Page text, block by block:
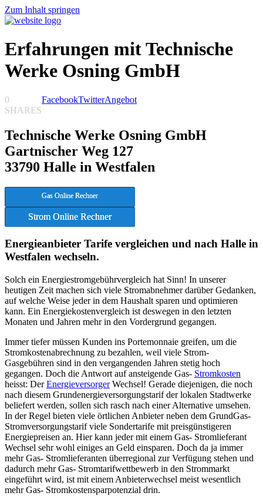
Zum Inhalt springen
Erfahrungen mit Technische
Werke Osning GmbH
0
SHARES
FacebookTwitterAngebot
Technische Werke Osning GmbH
Gartnischer Weg 127
33790 Halle in Westfalen
Gas Online Rechner
Strom Online Rechner
Energieanbieter Tarife vergleichen und nach Halle in
Westfalen wechseln.
Solch ein Energiestromgebührvergleich hat Sinn! In unserer
heutigen Zeit machen sich viele Stromabnehmer darüber Gedanken,
auf welche Weise jeder in dem Haushalt sparen und optimieren
kann. Ein Energiekostenvergleich ist deswegen in den letzten
Monaten und Jahren mehr in den Vordergrund gegangen.
Immer tiefer müssen Kunden ins Portemonnaie greifen, um die
Stromkostenabrechnung zu bezahlen, weil viele Strom-
Gasgebühren sind in den vergangenden Jahren stetig hoch
gegangen. Doch die Antwort auf ansteigende Gas- Stromkosten
heisst: DerEnergieversorgerWechsel! Gerade diejenigen, die noch
nach diesem Grundenergieversorgungstarif der lokalen Stadtwerke
beliefert werden, sollen sich rasch nach einer Alternative umsehen.
In der Regel bieten viele örtlichen Anbieter neben dem GrundGas-
Stromversorgungstarif viele Sondertarife mit preisgünstigeren
Energiepreisen an. Hier kann jeder mit einem Gas- Stromlieferant
Wechsel sehr wohl einiges an Geld einsparen. Doch da ja immer
mehr Gas- Stromlieferanten überregional zur Verfügung stehen und
dadurch mehr Gas- Stromtarifwettbewerb in den Strommarkt
eingeführt wird, ist mit einem Anbieterwechsel meist wesentlich
mehr Gas- Stromkostensparpotenzial drin.